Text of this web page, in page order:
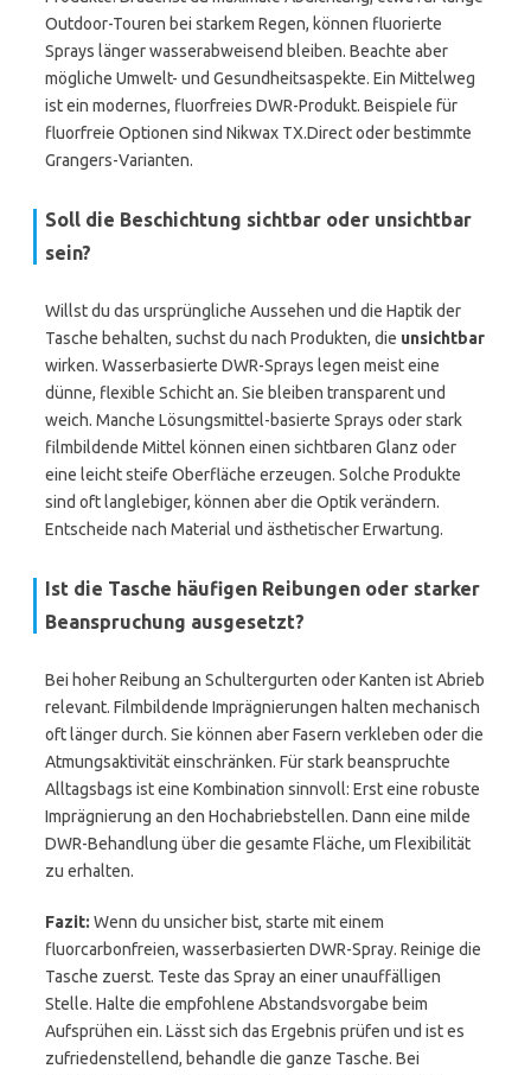
Outdoor-Touren bei starkem Regen, können fluorierte
Sprays länger wasserabweisend bleiben. Beachte aber
mögliche Umwelt- und Gesundheitsaspekte. Ein Mittelweg
ist ein modernes, fluorfreies DWR-Produkt. Beispiele für
fluorfreie Optionen sind Nikwax TX.Direct oder bestimmte
Grangers-Varianten.
Soll die Beschichtung sichtbar oder unsichtbar
sein?
Willst du das ursprüngliche Aussehen und die Haptik der
Tasche behalten, suchst du nach Produkten, die unsichtbar
wirken. Wasserbasierte DWR-Sprays legen meist eine
dünne, flexible Schicht an. Sie bleiben transparent und
weich. Manche Lösungsmittel-basierte Sprays oder stark
filmbildende Mittel können einen sichtbaren Glanz oder
eine leicht steife Oberfläche erzeugen. Solche Produkte
sind oft langlebiger, können aber die Optik verändern.
Entscheide nach Material und ästhetischer Erwartung.
Ist die Tasche häufigen Reibungen oder starker
Beanspruchung ausgesetzt?
Bei hoher Reibung an Schultergurten oder Kanten ist Abrieb
relevant. Filmbildende Imprägnierungen halten mechanisch
oft länger durch. Sie können aber Fasern verkleben oder die
Atmungsaktivität einschränken. Für stark beanspruchte
Alltagsbags ist eine Kombination sinnvoll: Erst eine robuste
Imprägnierung an den Hochabriebstellen. Dann eine milde
DWR-Behandlung über die gesamte Fläche, um Flexibilität
zu erhalten.
Fazit: Wenn du unsicher bist, starte mit einem
fluorcarbonfreien, wasserbasierten DWR-Spray. Reinige die
Tasche zuerst. Teste das Spray an einer unauffälligen
Stelle. Halte die empfohlene Abstandsvorgabe beim
Aufsprühen ein. Lässt sich das Ergebnis prüfen und ist es
zufriedenstellend, behandle die ganze Tasche. Bei